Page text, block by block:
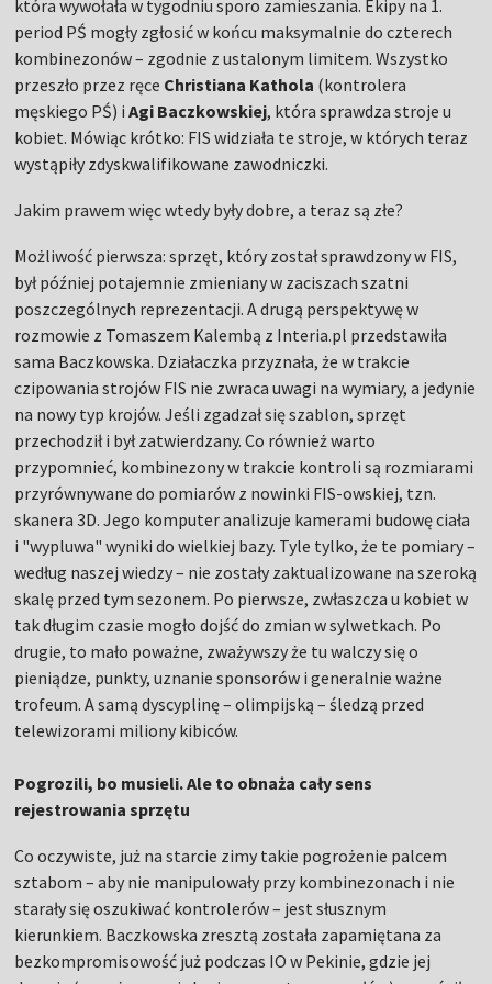
która wywołała w tygodniu sporo zamieszania. Ekipy na 1.
period PŚ mogły zgłosić w końcu maksymalnie do czterech
kombinezonów – zgodnie z ustalonym limitem. Wszystko
przeszło przez ręce Christiana Kathola (kontrolera
męskiego PŚ) iAgi Baczkowskiej, która sprawdza stroje u
kobiet. Mówiąc krótko: FIS widziała te stroje, w których teraz
wystąpiły zdyskwalifikowane zawodniczki.
Jakim prawem więc wtedy były dobre, a teraz są złe?
Możliwość pierwsza: sprzęt, który został sprawdzony w FIS,
był później potajemnie zmieniany w zaciszach szatni
poszczególnych reprezentacji. A drugą perspektywę w
rozmowie z Tomaszem Kalembą z Interia.pl przedstawiła
sama Baczkowska. Działaczka przyznała, że w trakcie
czipowania strojów FIS nie zwraca uwagi na wymiary, a jedynie
na nowy typ krojów. Jeśli zgadzał się szablon, sprzęt
przechodził i był zatwierdzany. Co również warto
przypomnieć, kombinezony w trakcie kontroli są rozmiarami
przyrównywane do pomiarów z nowinki FIS-owskiej, tzn.
skanera 3D. Jego komputer analizuje kamerami budowę ciała
i "wypluwa" wyniki do wielkiej bazy. Tyle tylko, że te pomiary –
według naszej wiedzy – nie zostały zaktualizowane na szeroką
skalę przed tym sezonem. Po pierwsze, zwłaszcza u kobiet w
tak długim czasie mogło dojść do zmian w sylwetkach. Po
drugie, to mało poważne, zważywszy że tu walczy się o
pieniądze, punkty, uznanie sponsorów i generalnie ważne
trofeum. A samą dyscyplinę – olimpijską – śledzą przed
telewizorami miliony kibiców.
Pogrozili, bo musieli. Ale to obnaża cały sens
rejestrowania sprzętu
Co oczywiste, już na starcie zimy takie pogrożenie palcem
sztabom – aby nie manipulowały przy kombinezonach i nie
starały się oszukiwać kontrolerów – jest słusznym
kierunkiem. Baczkowska zresztą została zapamiętana za
bezkompromisowość już podczas IO w Pekinie, gdzie jej